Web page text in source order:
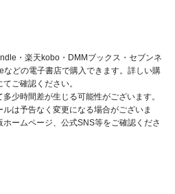
・楽天kobo・DMMブックス・セブンネ
どの電子書店で購入できます。詳しい購
ご確認ください。
少時間差が生じる可能性がございます。
は予告なく変更になる場合がございま
ームページ、公式SNS等をご確認くださ